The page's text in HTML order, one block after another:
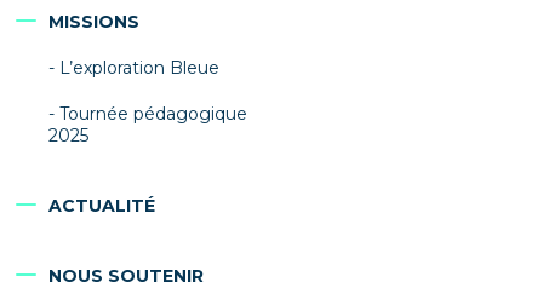
MISSIONS
L’exploration Bleue
Tournée pédagogique
2025
ACTUALITÉ
NOUS SOUTENIR